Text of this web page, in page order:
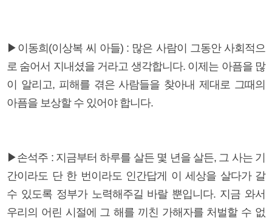
▶이동희(이상복 씨 아들) : 많은 사람이 그동안 사회적으
로 숨어서 지내셨을 거라고 생각합니다. 이제는 아픔을 많
이 알리고, 피해를 겪은 사람들을 찾아내 제대로 그때의
아픔을 보상할 수 있어야 합니다.
▶손석주 : 지금부터 하루를 살든 몇 년을 살든, 그 사는 기
간이라도 단 한 번이라도 인간답게 이 세상을 살다가 갈
수 있도록 정부가 노력해주길 바랄 뿐입니다. 지금 와서
우리의 어린 시절에 그 해를 끼친 가해자를 처벌할 수 없